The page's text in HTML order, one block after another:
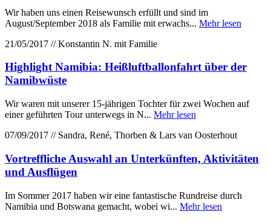
Wir haben uns einen Reisewunsch erfüllt und sind im
August/September 2018 als Familie mit erwachs... Mehr lesen
21/05/2017 // Konstantin N. mit Familie
Highlight Namibia: Heißluftballonfahrt über der
Namibwüste
Wir waren mit unserer 15-jährigen Tochter für zwei Wochen auf
einer geführten Tour unterwegs in N... Mehr lesen
07/09/2017 // Sandra, René, Thorben & Lars van Oosterhout
Vortreffliche Auswahl an Unterkünften, Aktivitäten
und Ausflügen
Im Sommer 2017 haben wir eine fantastische Rundreise durch
Namibia und Botswana gemacht, wobei wi... Mehr lesen